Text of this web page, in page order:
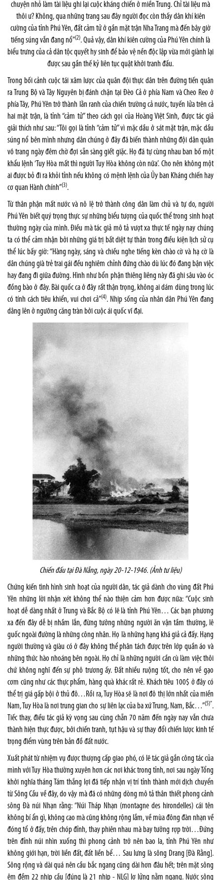
chuyện nhỏ làm tài liệu ghi lại cuộc kháng chiến ở miền Trung. Chỉ tài liệu mà
thôi ư? Không, qua những trang sau đây người đọc còn thấy dân khí kiên
cường của tỉnh Phú Yên, đất cảm tử ở gần mặt trận Nha Trang mà đến bây giờ
tiếng súng vẫn đang nổ”(2). Quả vậy, dân khí kiên cường của Phú Yên chính là
biểu trưng của cả dân tộc quyết hy sinh để bảo vệ nền độc lập vừa mới giành lại
được sau gần thế kỷ liên tục quật khởi tranh đấu.
Trong bối cảnh cuộc tái xâm lược của quân đội thực dân trên đường tiến quân
ra Trung Bộ và Tây Nguyên bị đánh chặn tại Đèo Cả ở phía Nam và Cheo Reo ở
phía Tây, Phú Yên trở thành lằn ranh của chiến trường cả nước, tuyến lửa trên cả
hai mặt trận, là tỉnh “cảm tử” theo cách gọi của Hoàng Việt Sinh, được tác giả
giải thích như sau: “Tôi gọi là tỉnh “cảm tử” vì mặc dầu ở sát mặt trận, mặc dầu
súng nổ bên mình nhưng dân chúng ở đây đã biến thành những đội dân quân
võ trang ngày đêm chờ đợi sẵn sàng giết giặc. Họ đã tự cùng nhau ban bố một
khẩu lệnh ‘Tuy Hòa mất thì người Tuy Hòa không còn nữa’. Cho nên không một
ai được bỏ đi ra khỏi tỉnh nếu không có mệnh lệnh của Ủy ban Kháng chiến hay
cơ quan Hành chính”(3).
Từ thân phận mất nước và nô lệ trở thành công dân làm chủ và tự do, người
Phú Yên biết quý trọng thực sự những biểu tượng của quốc thể trong sinh hoạt
thường ngày của mình. Điều mà tác giả mô tả vượt xa thực tế ngày nay chúng
ta có thể cảm nhận bởi những giá trị bất diệt tự thân trong điều kiện lịch sử cụ
thể lúc bấy giờ: “Hàng ngày, sáng và chiều nghe tiếng kèn chào cờ và hạ cờ là
dân chúng già trẻ trai gái đều nghiêm chỉnh đứng chào dù lúc đó đang bận việc
hay đang đi giữa đường. Hình như bổn phận thiêng liêng này đã ghi sâu vào óc
đồng bào ở đây. Bài quốc ca ở đây rất thận trọng, không ai dám dùng trong lúc
có tính cách tiêu khiển, vui chơi cả”(4). Nhịp sống của nhân dân Phú Yên đang
dâng lên ở ngưỡng căng tràn bởi cuộc ái quốc vĩ đại.
Chiến đấu tại Đà Nẵng, ngày 20-12-1946. (Ảnh tư liệu)
Chứng kiến tình hình sinh hoạt của người dân, tác giả dành cho vùng đất Phú
Yên những lời nhận xét không thể nào thiện cảm hơn được nữa: “Cuộc sinh
hoạt dễ dàng nhất ở Trung và Bắc Bộ có lẽ là tỉnh Phú Yên… Các bạn phương
xa đến đây dễ bị nhầm lẫn, đừng tưởng những người ăn vận tầm thường, lê
guốc ngoài đường là những công nhân. Họ là những hạng khá giả cả đấy. Hạng
người thường và giàu có ở đây không thể phân tách được trên lớp quần áo và
những thức hào nhoáng bên ngoài. Họ chỉ là những người cần cù làm việc thôi
chứ không nghĩ đến sự phô trương ấy. Đất nhiều ruộng tốt, cho nên về gạo
cơm cũng như các thực phẩm, hàng quà khác rất rẻ. Khách tiêu 100$ ở đây có
thể trị giá gấp bội ở thủ đô…Rồi ra, Tuy Hòa sẽ là nơi đô thị lớn nhất của miền
Nam, Tuy Hòa là nơi trung gian cho sự liên lạc của ba xứ Trung, Nam, Bắc…”(5)”.
Tiếc thay, điều tác giả kỳ vọng sau cùng chẵn 70 năm đến ngày nay vẫn chưa
thành hiện thực được, bởi chiến tranh, tụt hậu và sự thay đổi chiến lược kinh tế
trọng điểm vùng trên bản đồ đất nước.
Xuất phát từ nhiệm vụ được thượng cấp giao phó, có lẽ tác giả gắn công tác của
mình với Tuy Hòa thường xuyên hơn các nơi khác trong tỉnh, nơi sau ngày Tổng
khởi nghĩa tháng Tám thắng lợi đã tiếp nhận vị trí tỉnh thành mới dịch chuyển
từ Sông Cầu về đây, do vậy mà đã có những dòng mô tả thân thiết phong cảnh
sông Đà núi Nhạn rằng: “Núi Tháp Nhạn (montagne des hirondelles) cái tên
không bí ẩn gì, không cao mà cũng không rộng lắm, về mùa đông đàn nhạn về
đóng tổ ở đấy, trên chóp đỉnh, thay phiên nhau mà bay tưởng rợp trời…Đứng
trên đỉnh núi nhìn xuống thì phong cảnh trở nên bao la, tỉnh Phú Yên như
không giới hạn, trời liền đất, đất liền bể… Sau lưng là sông Drang [Đà Rằng].
Sông rộng và dài quá nên cầu bắc ngang cũng dài hơn đâu hết; trên mặt sông
êm đềm 22 nhịp cầu [đúng là 21 nhịp - NLG] lơ lửng nằm ngang. Nước sông